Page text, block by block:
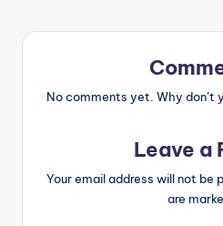
No comments yet. Why don’t
Leave a
Your email address will not be
are